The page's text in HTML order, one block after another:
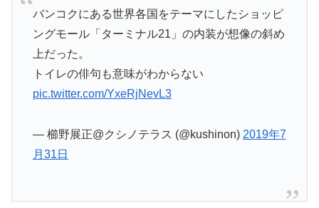
バンコクにある世界各国をテーマにしたショッピ
ングモール「ターミナル21」の内装が想像の斜め
上だった。
トイレの俳句も意味がわからない
pic.twitter.com/YxeRjNevL3
— 櫛野展正@クシノテラス (@kushinon) 2019年7
月31日